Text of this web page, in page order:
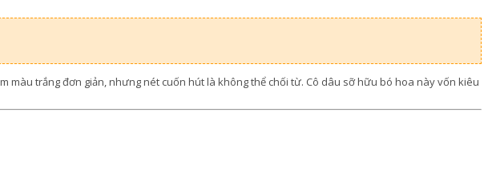
trắng đơn giản, nhưng nét cuốn hút là không thể chối từ. Cô dâu sỡ hữu bó hoa này vốn kiêu